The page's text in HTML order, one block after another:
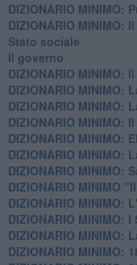
DIZIONARIO MINIMO:
DIZIONARIO MINIMO:
Stato sociale
Il governo
DIZIONARIO MINIMO:
DIZIONARIO MINIMO:
DIZIONARIO MINIMO:
DIZIONARIO MINIMO:
DIZIONARIO MINIMO:
DIZIONARIO MINIMO:
DIZIONARIO MINIMO:
DIZIONARIO MINIMO
DIZIONARIO MINIMO:
DIZIONARIO MINIMO: I
DIZIONARIO MINIMO:
DIZIONARIO MINIMO: